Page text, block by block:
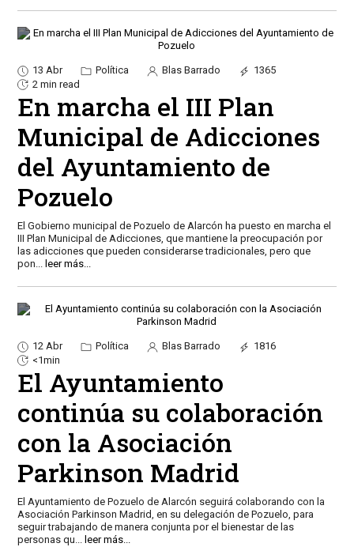
13 Abr Política Blas Barrado
1365
2 min read
En marcha el III Plan
Municipal de Adicciones
del Ayuntamiento de
Pozuelo
El Gobierno municipal de Pozuelo de Alarcón ha puesto en marcha el
III Plan Municipal de Adicciones, que mantiene la preocupación por
las adicciones que pueden considerarse tradicionales, pero que
pon... leer más...
12 Abr Política Blas Barrado
1816
<1min
El Ayuntamiento
continúa su colaboración
con la Asociación
Parkinson Madrid
El Ayuntamiento de Pozuelo de Alarcón seguirá colaborando con la
Asociación Parkinson Madrid, en su delegación de Pozuelo, para
seguir trabajando de manera conjunta por el bienestar de las
personas qu... leer más...